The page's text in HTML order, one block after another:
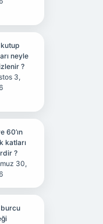
neyle
?
3,
60’ın
katları
?
30,
burcu